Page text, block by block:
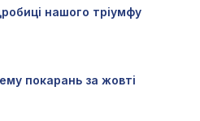
нашого тріумфу
покарань за жовті